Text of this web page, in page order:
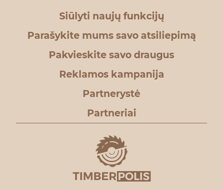
Siūlyti naujų funkcijų
Parašykite mums savo atsiliepimą
Pakvieskite savo draugus
Reklamos kampanija
Partnerystė
Partneriai